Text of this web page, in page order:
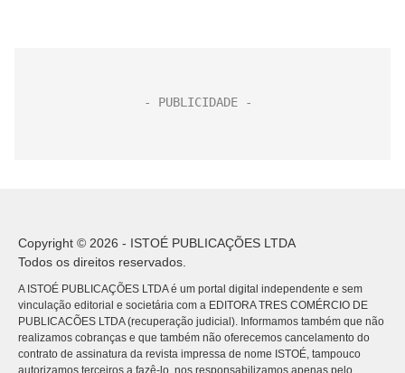
Copyright © 2026 - ISTOÉ PUBLICAÇÕES LTDA
Todos os direitos reservados.
A ISTOÉ PUBLICAÇÕES LTDA é um portal digital independente e sem
vinculação editorial e societária com a EDITORA TRES COMÉRCIO DE
PUBLICACÕES LTDA (recuperação judicial). Informamos também que não
realizamos cobranças e que também não oferecemos cancelamento do
contrato de assinatura da revista impressa de nome ISTOÉ, tampouco
autorizamos terceiros a fazê-lo, nos responsabilizamos apenas pelo